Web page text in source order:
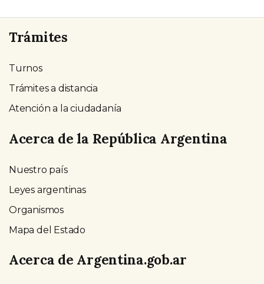
Trámites
Turnos
Trámites a distancia
Atención a la ciudadanía
Acerca de la República Argentina
Nuestro país
Leyes argentinas
Organismos
Mapa del Estado
Acerca de Argentina.gob.ar